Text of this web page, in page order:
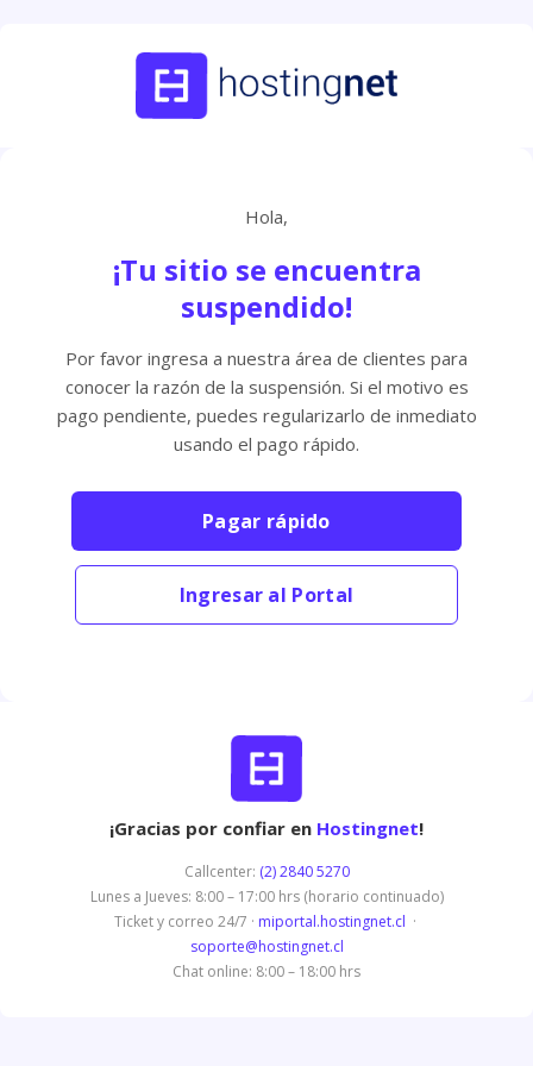
Hola,
¡Tu sitio se encuentra
suspendido!
Por favor ingresa a nuestra área de clientes para
conocer la razón de la suspensión. Si el motivo es
pago pendiente, puedes regularizarlo de inmediato
usando el pago rápido.
Pagar rápido
Ingresar al Portal
¡Gracias por confiar en Hostingnet!
Callcenter: (2) 2840 5270
Lunes a Jueves: 8:00 – 17:00 hrs (horario continuado)
Ticket y correo 24/7 · miportal.hostingnet.cl ·
soporte@hostingnet.cl
Chat online: 8:00 – 18:00 hrs